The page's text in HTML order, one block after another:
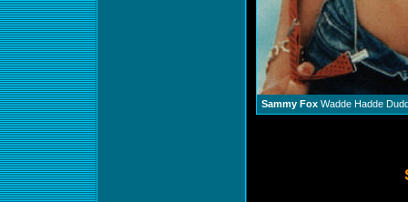
Sammy Fox Wadde Hadde